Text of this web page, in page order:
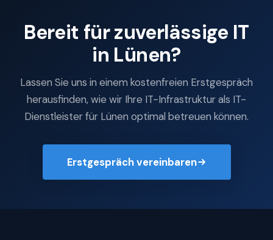
Bereit für zuverlässige IT
in Lünen?
Lassen Sie uns in einem kostenfreien Erstgespräch
herausfinden, wie wir Ihre IT-Infrastruktur als IT-
Dienstleister für Lünen optimal betreuen können.
Erstgespräch vereinbaren